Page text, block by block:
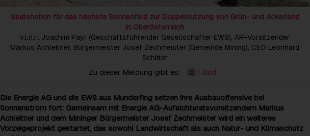
Spatenstich für das nächste Sonnenfeld zur Doppelnutzung von Grün- und Ackerland
in Oberösterreich
v.l.n.r.: Joachim Payr (Geschäftsführender Gesellschafter EWS), AR-Vorsitzender
Markus Achleitner, Bürgermeister Josef Zechmeister (Gemeinde Mining), CEO Leonhard
Schitter
Zu dieser Meldung gibt es: 1 Bild
Die Energie AG und die EWS aus Munderfing setzen ihre Ausbauoffensive bei
Sonnenstrom fort: Gemeinsam mit Energie AG-Aufsichtsratsvorsitzendem Markus
Achleitner und dem Mininger Bürgermeister Josef Zechmeister wird ein weiteres
Vorzeigeprojekt gestartet, das sowohl Landwirtschaft als auch Natur- und Klimaschutz